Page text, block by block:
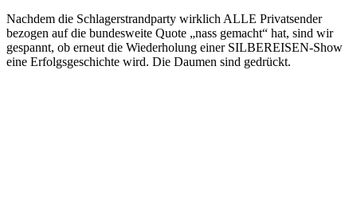
Nachdem die Schlagerstrandparty wirklich ALLE Privatsender
bezogen auf die bundesweite Quote „nass gemacht“ hat, sind wir
gespannt, ob erneut die Wiederholung einer SILBEREISEN-Show
eine Erfolgsgeschichte wird. Die Daumen sind gedrückt.